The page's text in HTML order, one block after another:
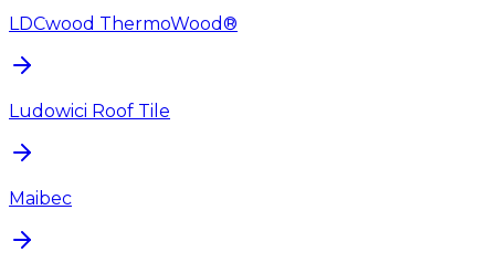
LDCwood ThermoWood®
Ludowici Roof Tile
Maibec